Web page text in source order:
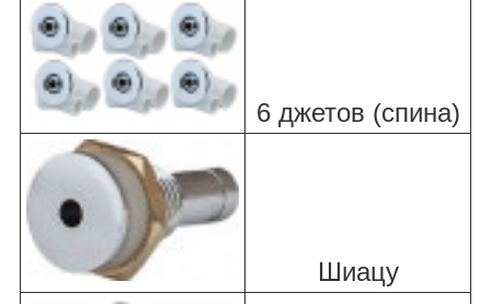
6 джетов (спина)
Шиацу